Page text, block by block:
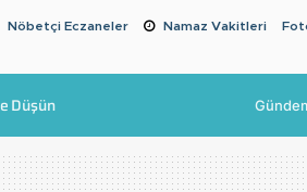
Nöbetçi Eczaneler Namaz Vakitleri
Düşün